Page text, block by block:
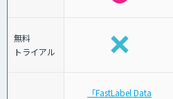
無料
トライアル
「FastLabel Data